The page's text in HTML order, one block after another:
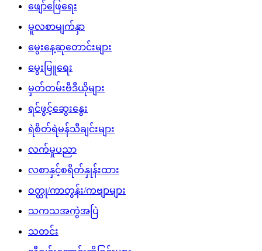
ဖျော်ဖြေရေး
မူလစာမျက်နှာ
မွေးနေ့ဆုတောင်းများ
မွေးမြူရေး
မှတ်တမ်းဗီဒီယိုများ
ရင်ဖွင့်ဆွေးနွေး
ရဲစိတ်ရဲမန်သီချင်းများ
လက်မှုပညာ
လစာနှင့်စရိတ်နှုန်းထား
ဝတ္ထု/ကာတွန်း/ကဗျာများ
သကသအကွဲအပြဲ
သတင်း